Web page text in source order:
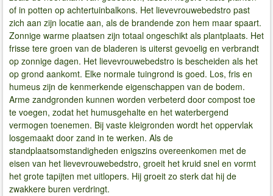
of in potten op achtertuinbalkons. Het lievevrouwebedstro past
zich aan zijn locatie aan, als de brandende zon hem maar spaart.
Zonnige warme plaatsen zijn totaal ongeschikt als plantplaats. Het
frisse tere groen van de bladeren is uiterst gevoelig en verbrandt
op zonnige dagen. Het lievevrouwebedstro is bescheiden als het
op grond aankomt. Elke normale tuingrond is goed. Los, fris en
humeus zijn de kenmerkende eigenschappen van de bodem.
Arme zandgronden kunnen worden verbeterd door compost toe
te voegen, zodat het humusgehalte en het waterbergend
vermogen toenemen. Bij vaste kleigronden wordt het oppervlak
losgemaakt door zand in te werken. Als de
standplaatsomstandigheden enigszins overeenkomen met de
eisen van het lievevrouwebedstro, groeit het kruid snel en vormt
het grote tapijten met uitlopers. Hij groeit zo sterk dat hij de
zwakkere buren verdringt.